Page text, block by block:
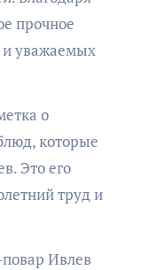
прочное
и уважаемых
о
которые
Это его
труд и
Ивлев